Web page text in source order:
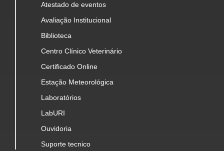
Atestado de eventos
Avaliação Institucional
Biblioteca
Centro Clínico Veterinário
Certificado Online
Estação Meteorológica
Laboratórios
LabURI
Ouvidoria
Suporte tecnico